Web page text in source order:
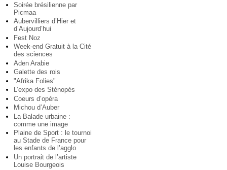
Soirée brésilienne par
Picmaa
Aubervilliers d’Hier et
d’Aujourd’hui
Fest Noz
Week-end Gratuit à la Cité
des sciences
Aden Arabie
Galette des rois
"Afrika Folies"
L’expo des Sténopés
Coeurs d’opéra
Michou d’Auber
La Balade urbaine :
comme une image
Plaine de Sport : le tournoi
au Stade de France pour
les enfants de l’agglo
Un portrait de l’artiste
Louise Bourgeois